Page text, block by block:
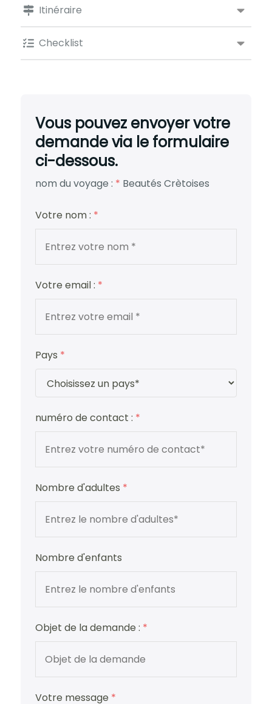
Itinéraire
Checklist
Vous pouvez envoyer votre
demande via le formulaire
ci-dessous.
nom du voyage : * Beautés Crètoises
Votre nom : *
Votre email : *
Pays *
numéro de contact : *
Nombre d'adultes *
Nombre d'enfants
Objet de la demande : *
Votre message *